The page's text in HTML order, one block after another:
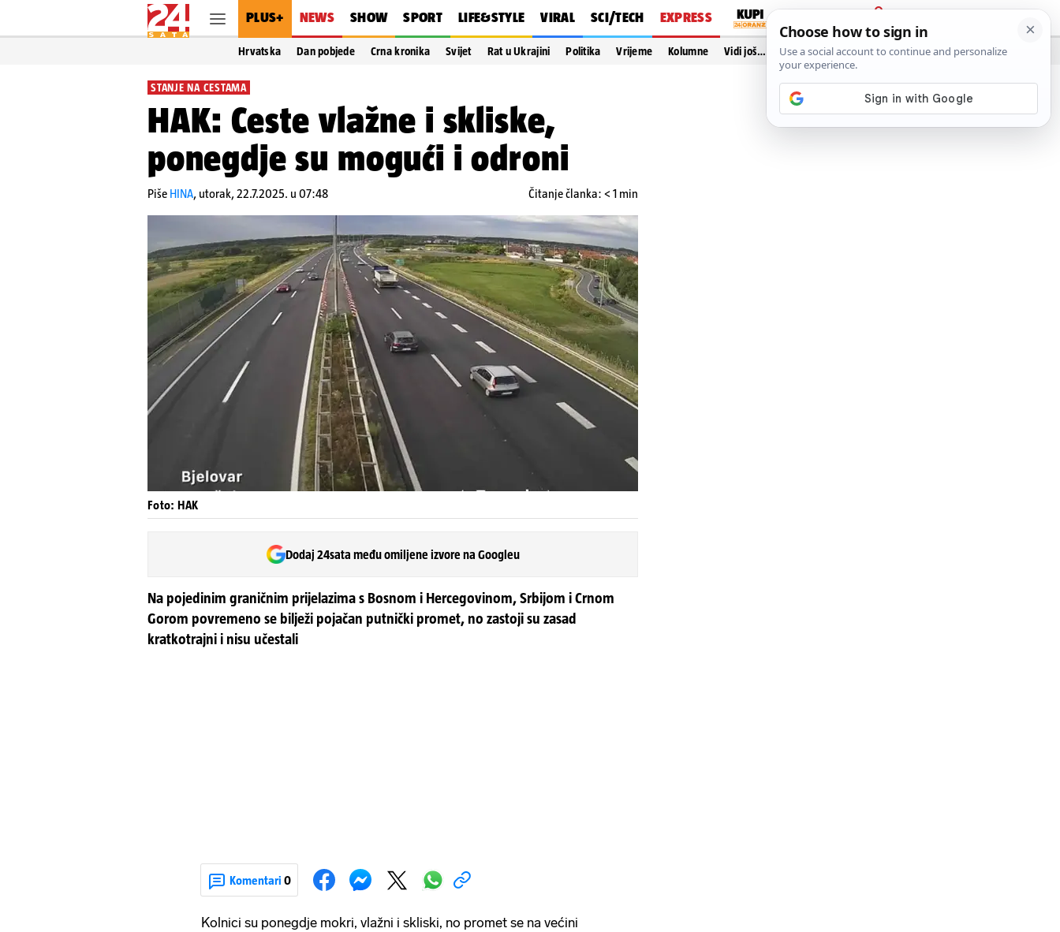
PLUS+ NEWS SHOW SPORT LIFE&STYLE VIRAL SCI/TECH EXPRESS
PRIJAVA
Hrvatska Dan pobjede Crna kronika Svijet Rat u Ukrajini Politika Vrijeme Kolumne Vidi još…
STANJE NA CESTAMA
HAK: Ceste vlažne i skliske,
ponegdje su mogući i odroni
Piše HINA, utorak, 22.7.2025. u 07:48 Čitanje članka: < 1 min
Foto: HAK
Dodaj 24sata među omiljene izvore na Googleu
Na pojedinim graničnim prijelazima s Bosnom i Hercegovinom, Srbijom i Crnom
Gorom povremeno se bilježi pojačan putnički promet, no zastoji su zasad
kratkotrajni i nisu učestali
Komentari 0
Kolnici su ponegdje mokri, vlažni i skliski, no promet se na većini